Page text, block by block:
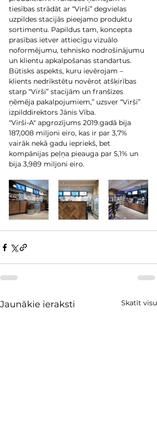
tiesības strādāt ar “Virši” degvielas
uzpildes stacijās pieejamo produktu
sortimentu. Papildus tam, koncepta
prasības ietver attiecīgu vizuālo
noformējumu, tehnisko nodrošinājumu
un klientu apkalpošanas standartus.
Būtisks aspekts, kuru ievērojam –
klients nedrīkstētu novērot atšķirības
starp “Virši” stacijām un franšīzes
ņēmēja pakalpojumiem,” uzsver “Virši”
izpilddirektors Jānis Vība.
"Virši-A" apgrozījums 2019.gadā bija
187,008 miljoni eiro, kas ir par 3,7%
vairāk nekā gadu iepriekš, bet
kompānijas peļņa pieauga par 5,1% un
bija 3,989 miljoni eiro.
Jaunākie ieraksti Skatīt visu